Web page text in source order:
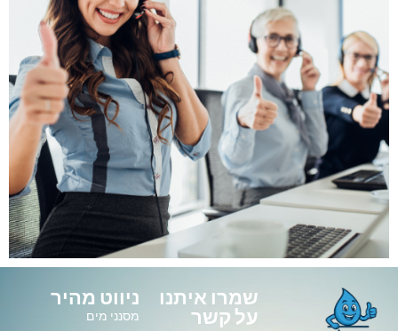
ניווט מהיר
מסנני מים
שמרו איתנו
על קשר